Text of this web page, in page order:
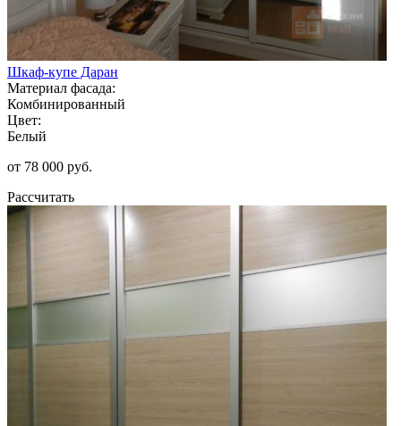
Шкаф-купе Даран
Материал фасада:
Комбинированный
Цвет:
Белый
от 78 000 руб.
Рассчитать